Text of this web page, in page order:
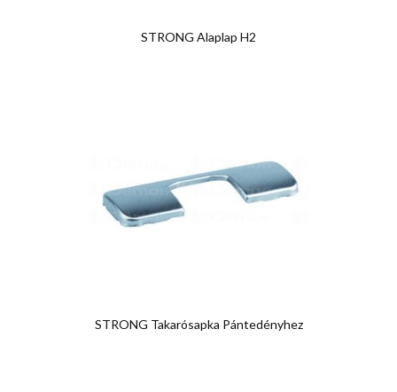
STRONG Alaplap H2
STRONG Takarósapka Pántedényhez